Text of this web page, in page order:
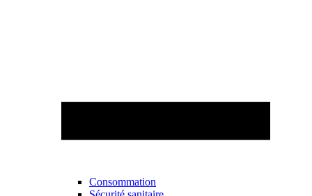
Consommation